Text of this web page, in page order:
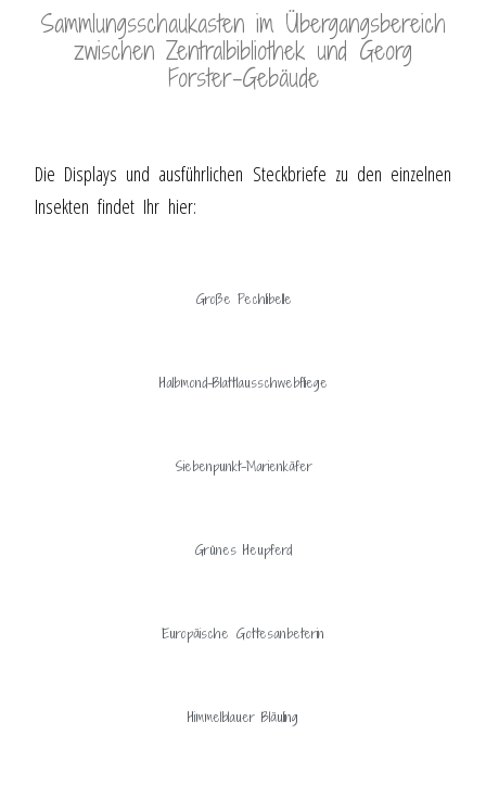
Sammlungsschaukasten im Übergangsbereich
zwischen Zentralbibliothek und Georg
Forster-Gebäude
Die Displays und ausführlichen Steckbriefe zu den einzelnen
Insekten findet Ihr hier:
Große Pechlibelle
Halbmond-Blattlausschwebfliege
Siebenpunkt-Marienkäfer
Grünes Heupferd
Europäische Gottesanbeterin
Himmelblauer Bläuling